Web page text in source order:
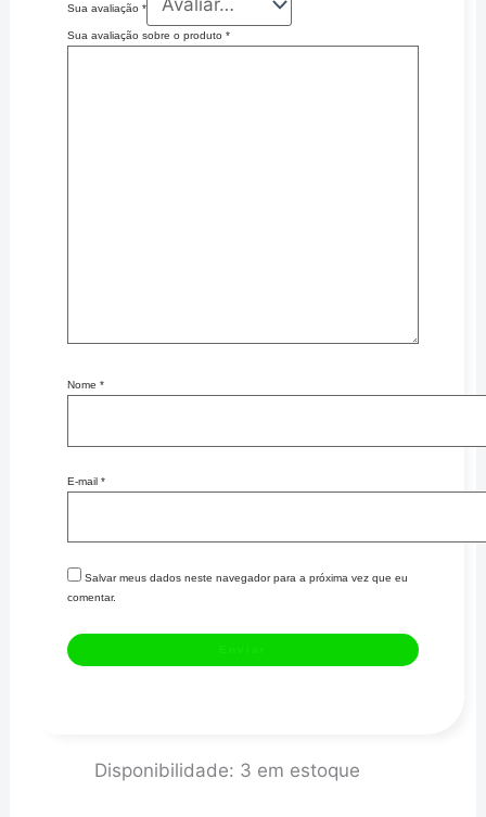
Sua avaliação *
Sua avaliação sobre o produto *
Nome *
E-mail *
Salvar meus dados neste navegador para a próxima vez que eu
comentar.
Disponibilidade: 3 em estoque
Aeroquip